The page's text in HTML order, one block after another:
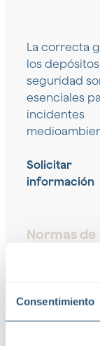
Consentimiento
La correcta
los
seguridad
esenciales
incidentes
Solicitar
información
Normas de